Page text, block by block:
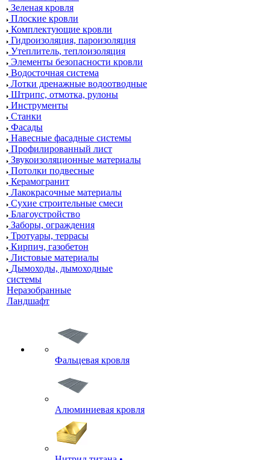
Зеленая кровля
Плоские кровли
Комплектующие кровли
Гидроизоляция, пароизоляция
Утеплитель, теплоизоляция
Элементы безопасности кровли
Водосточная система
Лотки дренажные водоотводные
Штрипс, отмотка, рулоны
Инструменты
Станки
Фасады
Навесные фасадные системы
Профилированный лист
Звукоизоляционные материалы
Потолки подвесные
Керамогранит
Лакокрасочные материалы
Сухие строительные смеси
Благоустройство
Заборы, ограждения
Тротуары, террасы
Кирпич, газобетон
Листовые материалы
Дымоходы, дымоходные
системы
Неразобранные
Ландшафт
Фальцевая кровля
Алюминиевая кровля